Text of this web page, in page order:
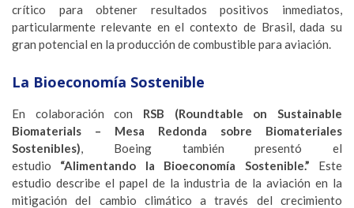
crítico para obtener resultados positivos inmediatos,
particularmente relevante en el contexto de Brasil, dada su
gran potencial en la producción de combustible para aviación.
La Bioeconomía Sostenible
En colaboración con RSB (Roundtable on Sustainable
Biomaterials – Mesa Redonda sobre Biomateriales
Sostenibles), Boeing también presentó el
estudio “Alimentando la Bioeconomía Sostenible.” Este
estudio describe el papel de la industria de la aviación en la
mitigación del cambio climático a través del crecimiento